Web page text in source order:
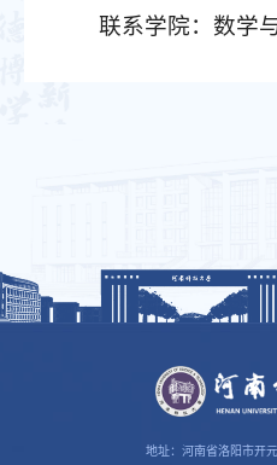
联系学院：数学
地址：河南省洛阳市开